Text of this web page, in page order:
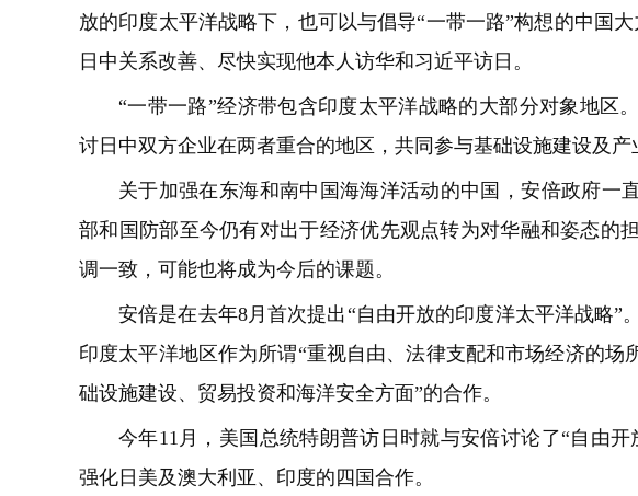
放的印度太平洋战略下，也可以与倡导“一带一路”构想的中国
日中关系改善、尽快实现他本人访华和习近平访日。
“一带一路”经济带包含印度太平洋战略的大部分对象地区
讨日中双方企业在两者重合的地区，共同参与基础设施建设及产
关于加强在东海和南中国海海洋活动的中国，安倍政府一
部和国防部至今仍有对出于经济优先观点转为对华融和姿态的
调一致，可能也将成为今后的课题。
安倍是在去年8月首次提出“自由开放的印度洋太平洋战略”
印度太平洋地区作为所谓“重视自由、法律支配和市场经济的场
础设施建设、贸易投资和海洋安全方面”的合作。
今年11月，美国总统特朗普访日时就与安倍讨论了“自由
强化日美及澳大利亚、印度的四国合作。